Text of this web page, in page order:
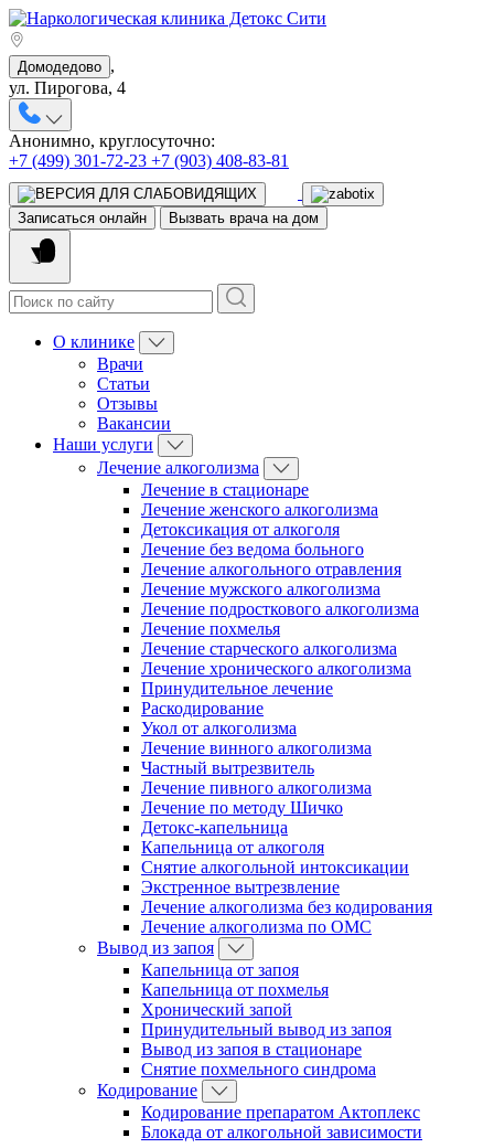
Домодедово ,
ул. Пирогова, 4
Анонимно, круглосуточно:
+7 (499) 301-72-23 +7 (903) 408-83-81
Записаться онлайн Вызвать врача на дом
О клинике
Врачи
Статьи
Отзывы
Вакансии
Наши услуги
Лечение алкоголизма
Лечение в стационаре
Лечение женского алкоголизма
Детоксикация от алкоголя
Лечение без ведома больного
Лечение алкогольного отравления
Лечение мужского алкоголизма
Лечение подросткового алкоголизма
Лечение похмелья
Лечение старческого алкоголизма
Лечение хронического алкоголизма
Принудительное лечение
Раскодирование
Укол от алкоголизма
Лечение винного алкоголизма
Частный вытрезвитель
Лечение пивного алкоголизма
Лечение по методу Шичко
Детокс-капельница
Капельница от алкоголя
Снятие алкогольной интоксикации
Экстренное вытрезвление
Лечение алкоголизма без кодирования
Лечение алкоголизма по ОМС
Вывод из запоя
Капельница от запоя
Капельница от похмелья
Хронический запой
Принудительный вывод из запоя
Вывод из запоя в стационаре
Снятие похмельного синдрома
Кодирование
Кодирование препаратом Актоплекс
Блокада от алкогольной зависимости